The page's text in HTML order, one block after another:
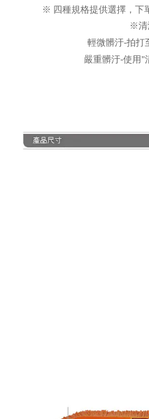
※ 四種規格提供選擇，下
※清
輕微髒汙-拍打
嚴重髒汙-使用"